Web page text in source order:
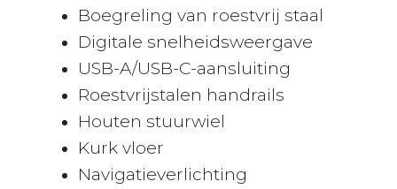
Boegreling van roestvrij staal ​
Digitale snelheidsweergave
USB-A/USB-C-aansluiting
Roestvrijstalen handrails
Houten stuurwiel
Kurk vloer
Navigatieverlichting